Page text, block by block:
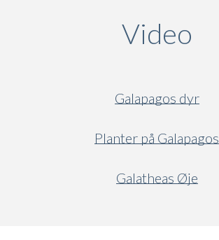
Video
Galapagos dyr
Planter på Galapagos
Galatheas Øje